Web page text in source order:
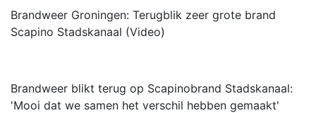
Brandweer Groningen: Terugblik zeer grote brand
Scapino Stadskanaal (Video)
Brandweer blikt terug op Scapinobrand Stadskanaal:
'Mooi dat we samen het verschil hebben gemaakt'